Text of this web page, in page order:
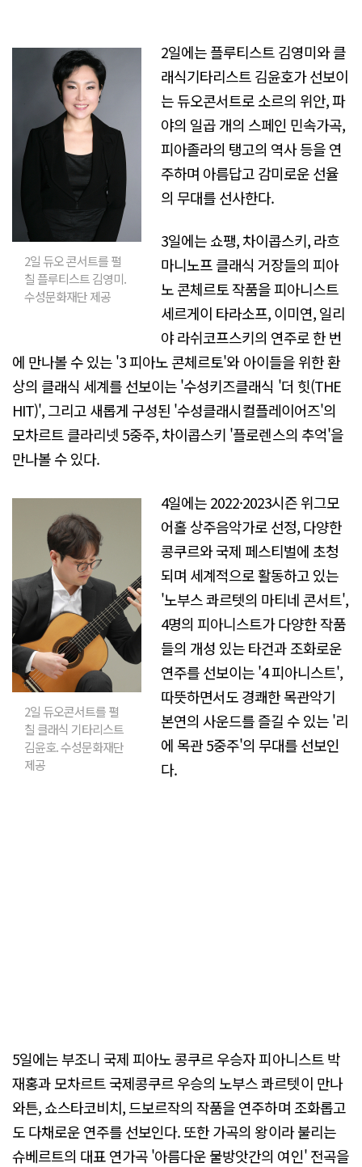
2일 듀오 콘서트를 펼
칠 플루티스트 김영미.
수성문화재단 제공
2일에는 플루티스트 김영미와 클
래식기타리스트 김윤호가 선보이
는 듀오콘서트로 소르의 위안, 파
야의 일곱 개의 스페인 민속가곡,
피아졸라의 탱고의 역사 등을 연
주하며 아름답고 감미로운 선율
의 무대를 선사한다.
3일에는 쇼팽, 차이콥스키, 라흐
마니노프 클래식 거장들의 피아
노 콘체르토 작품을 피아니스트
세르게이 타라소프, 이미연, 일리
야 라쉬코프스키의 연주로 한 번
에 만나볼 수 있는 '3 피아노 콘체르토'와 아이들을 위한 환
상의 클래식 세계를 선보이는 '수성키즈클래식 '더 힛(THE
HIT)', 그리고 새롭게 구성된 '수성클래시컬플레이어즈'의
모차르트 클라리넷 5중주, 차이콥스키 '플로렌스의 추억'을
만나볼 수 있다.
2일 듀오콘서트를 펼
칠 클래식 기타리스트
김윤호. 수성문화재단
제공
4일에는 2022·2023시즌 위그모
어홀 상주음악가로 선정, 다양한
콩쿠르와 국제 페스티벌에 초청
되며 세계적으로 활동하고 있는
'노부스 콰르텟의 마티네 콘서트',
4명의 피아니스트가 다양한 작품
들의 개성 있는 타건과 조화로운
연주를 선보이는 '4 피아니스트',
따뜻하면서도 경쾌한 목관악기
본연의 사운드를 즐길 수 있는 '리
에 목관 5중주'의 무대를 선보인
다.
5일에는 부조니 국제 피아노 콩쿠르 우승자 피아니스트 박
재홍과 모차르트 국제콩쿠르 우승의 노부스 콰르텟이 만나
와튼, 쇼스타코비치, 드보르작의 작품을 연주하며 조화롭고
도 다채로운 연주를 선보인다. 또한 가곡의 왕이라 불리는
슈베르트의 대표 연가곡 '아름다운 물방앗간의 여인' 전곡을